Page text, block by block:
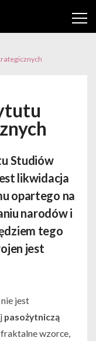
Studiów
likwidacja
opartego na
narodów i
tego
jest
jest
pasożytniczą
wzorce,